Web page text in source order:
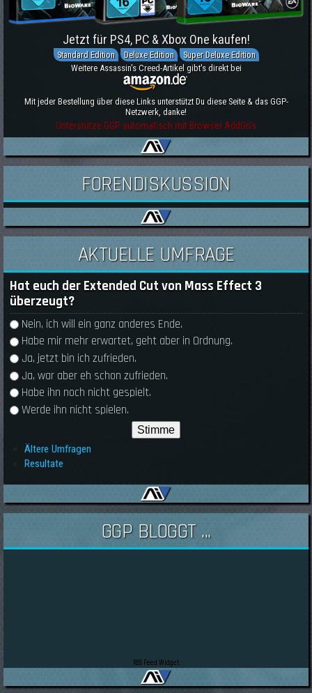
Jetzt für PS4, PC & Xbox One kaufen!
Standard Edition Deluxe Edition
Super Deluxe Edition
Weitere Assassin's Creed-Artikel gibt's direkt bei
Mit jeder Bestellung über diese Links unterstützt Du diese Seite & das GGP-
Netzwerk, danke!
Unterstütze GGP automatisch mit Browser AddOn's
FORENDISKUSSION
AKTUELLE UMFRAGE
Hat euch der Extended Cut von Mass Effect 3
überzeugt?
Auswahlmöglichkeiten
Nein, ich will ein ganz anderes Ende.
Habe mir mehr erwartet, geht aber in Ordnung.
Ja, jetzt bin ich zufrieden.
Ja, war aber eh schon zufrieden.
Habe ihn noch nicht gespielt.
Werde ihn nicht spielen.
Ältere Umfragen
Resultate
GGP BLOGGT ...
RSS Feed Widget